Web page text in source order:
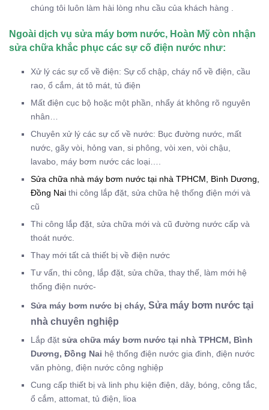
chúng tôi luôn làm hài lòng nhu cầu của khách hàng .
Ngoài dịch vụ sửa máy bơm nước, Hoàn Mỹ còn nhận
sửa chữa khắc phục các sự cố điện nước như:
Xử lý các sự cố về điện: Sự cố chập, cháy nổ về điện, cầu
rao, ổ cắm, át tô mát, tủ điện
Mất điện cục bộ hoặc một phần, nhẩy át không rõ nguyên
nhân…
Chuyên xử lý các sự cố về nước: Bục đường nước, mất
nước, gãy vòi, hỏng van, si phông, vòi xen, vòi chậu,
lavabo, máy bơm nước các loại….
Sửa chữa nhà máy bơm nước tại nhà TPHCM, Bình Dương,
Đồng Nai thi công lắp đặt, sửa chữa hệ thống điện mới và
cũ
Thi công lắp đặt, sửa chữa mới và cũ đường nước cấp và
thoát nước.
Thay mới tất cả thiết bị về điện nước
Tư vấn, thi công, lắp đặt, sửa chữa, thay thế, làm mới hệ
thống điện nước-
Sửa máy bơm nước bị cháy, Sửa máy bơm nước tại
nhà chuyên nghiệp
Lắp đặt sửa chữa máy bơm nước tại nhà TPHCM, Bình
Dương, Đồng Nai hệ thống điện nước gia đinh, điện nước
văn phòng, điện nước công nghiệp
Cung cấp thiết bị và linh phụ kiện điện, dây, bóng, công tắc,
ổ cắm, attomat, tủ điện, lioa